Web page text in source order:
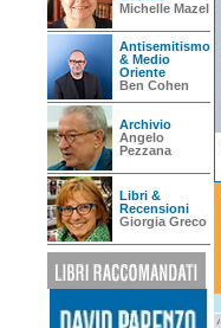
Michelle Mazel
Antisemitismo
& Medio
Oriente
Ben Cohen
Archivio
Angelo
Pezzana
Libri &
Recensioni
Giorgia Greco